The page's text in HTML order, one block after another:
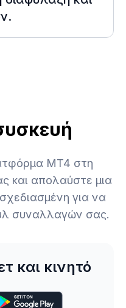
MT4 στη
και απολαύστε μια
για να
συναλλαγών σας.
και κινητό